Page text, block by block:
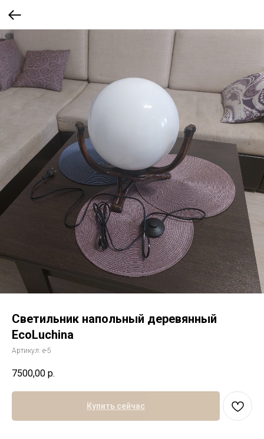
Светильник напольный деревянный
EcoLuchina
Артикул: е-5
7500,00 р.
Купить сейчас